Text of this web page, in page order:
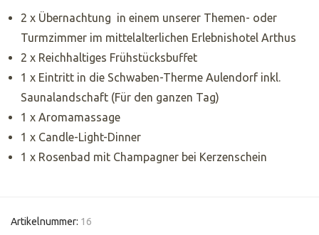
2 x Übernachtung in einem unserer Themen- oder
Turmzimmer im mittelalterlichen Erlebnishotel Arthus
2 x Reichhaltiges Frühstücksbuffet
1 x Eintritt in die Schwaben-Therme Aulendorf inkl.
Saunalandschaft (Für den ganzen Tag)
1 x Aromamassage
1 x Candle-Light-Dinner
1 x Rosenbad mit Champagner bei Kerzenschein
Artikelnummer: 16